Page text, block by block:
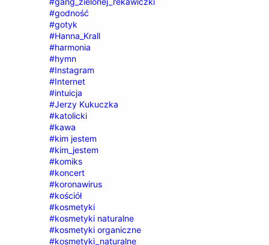
#godność
#gotyk
#Hanna_Krall
#harmonia
#hymn
#Instagram
#Internet
#intuicja
#Jerzy Kukuczka
#katolicki
#kawa
#kim jestem
#kim_jestem
#komiks
#koncert
#koronawirus
#kościół
#kosmetyki
#kosmetyki naturalne
#kosmetyki organiczne
#kosmetyki_naturalne